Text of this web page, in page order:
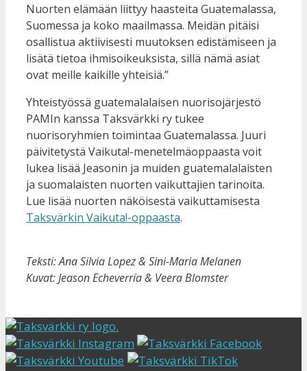
Nuorten elämään liittyy haasteita Guatemalassa,
Suomessa ja koko maailmassa. Meidän pitäisi
osallistua aktiivisesti muutoksen edistämiseen ja
lisätä tietoa ihmisoikeuksista, sillä nämä asiat
ovat meille kaikille yhteisiä.”
Yhteistyössä guatemalalaisen nuorisojärjestö
PAMIn kanssa Taksvärkki ry tukee
nuorisoryhmien toimintaa Guatemalassa. Juuri
päivitetystä Vaikuta!-menetelmäoppaasta voit
lukea lisää Jeasonin ja muiden guatemalalaisten
ja suomalaisten nuorten vaikuttajien tarinoita.
Lue lisää nuorten näköisestä vaikuttamisesta
Taksvärkin Vaikuta!-oppaasta.
Teksti: Ana Silvia Lopez & Sini-Maria Melanen
Kuvat: Jeason Echeverría & Veera Blomster